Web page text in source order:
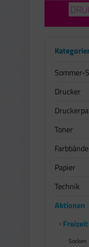
Sommer-
Drucker
Toner
Papier
Technik
Aktionen
Socken